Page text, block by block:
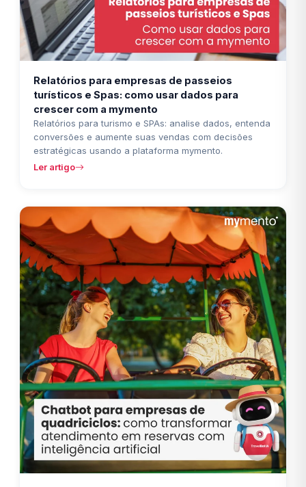
Relatórios para empresas de passeios
turísticos e Spas: como usar dados para
crescer com a mymento
Relatórios para turismo e SPAs: analise dados, entenda
conversões e aumente suas vendas com decisões
estratégicas usando a plataforma mymento.
Ler artigo